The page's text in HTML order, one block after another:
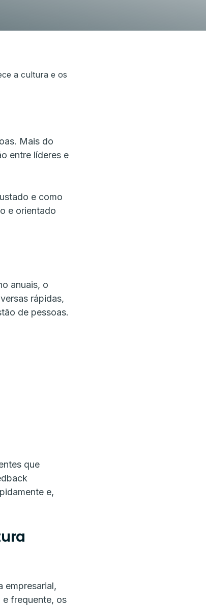
a cultura e os
Mais do
entre líderes e
e como
e orientado
anuais, o
rápidas,
de pessoas.
que
e,
empresarial,
frequente, os